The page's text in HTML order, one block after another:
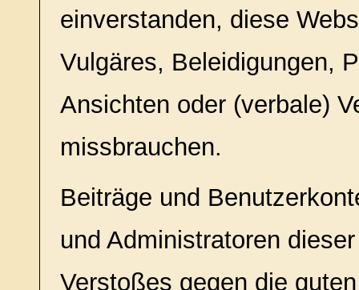
einverstanden, diese
Vulgäres, Beleidigungen,
Ansichten oder (verbale)
missbrauchen.
Beiträge und
und Administratoren
Verstoßes gegen die